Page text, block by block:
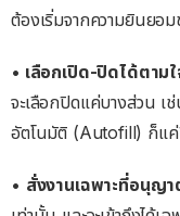
ต้องเริ่มจากความยินยอ
• เลือกเปิด-ปิดได้ตามใ
จะเลือกปิดแค่บางส่วน เ
อัตโนมัติ (Autofill) ก็แค่
• สั่งงานเฉพาะที่อนุญา